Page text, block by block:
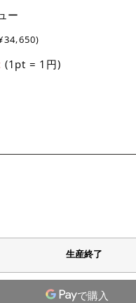
ー
(1pt = 1円)
生産終了